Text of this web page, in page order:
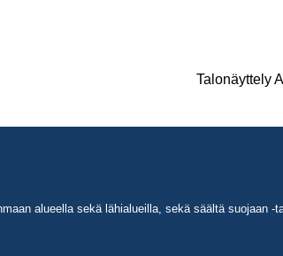
Talonäyttely
alueella sekä lähialueilla, sekä säältä suojaan -